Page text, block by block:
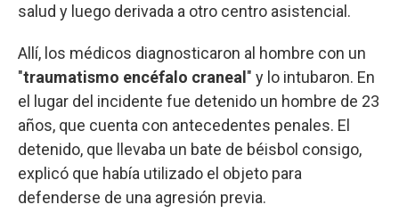
salud y luego derivada a otro centro asistencial.
Allí, los médicos diagnosticaron al hombre con un
"traumatismo encéfalo craneal" y lo intubaron. En
el lugar del incidente fue detenido un hombre de 23
años, que cuenta con antecedentes penales. El
detenido, que llevaba un bate de béisbol consigo,
explicó que había utilizado el objeto para
defenderse de una agresión previa.